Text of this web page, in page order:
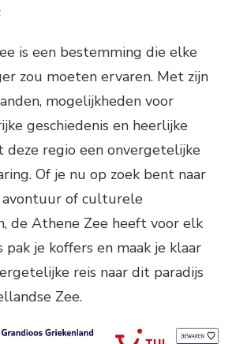
is een bestemming die elke
zou moeten ervaren. Met zijn
mogelijkheden voor
geschiedenis en heerlijke
deze regio een onvergetelijke
Of je nu op zoek bent naar
avontuur of culturele
de Athene Zee heeft voor elk
je koffers en maak je klaar
reis naar dit paradijs
Zee.